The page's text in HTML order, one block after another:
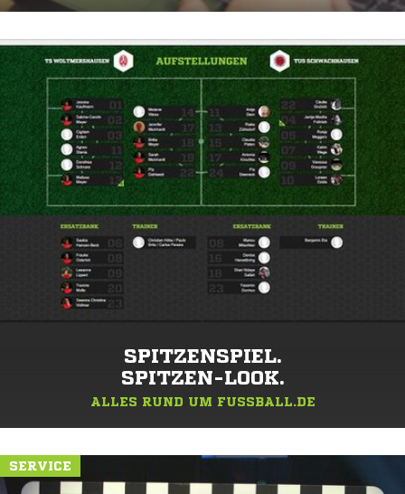
SPITZENSPIEL.
SPITZEN-LOOK.
ALLES RUND UM FUSSBALL.DE
SERVICE